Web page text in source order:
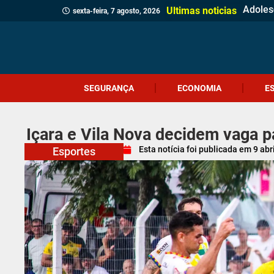
sexta-feira, 7 agosto, 2026 Ultimas noticias Prouni
Dia
SEGURANÇA ECONOMIA
Içara e Vila Nova decidem vaga
Esportes Esta notícia foi publicada em 9